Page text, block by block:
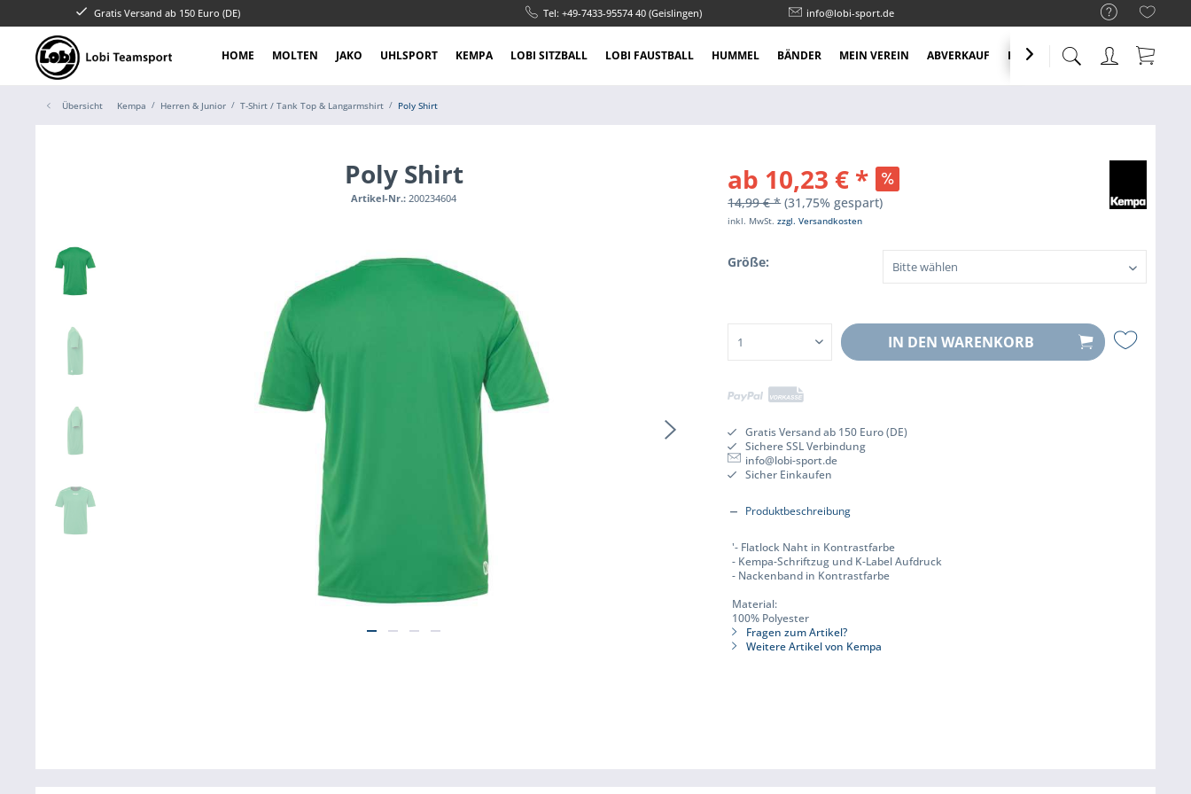
Gratis Versand ab 150 Euro (DE) Tel: +49-7433-95574 40 (Geislingen) info@lobi-sport.de
HOME MOLTEN JAKO UHLSPORT KEMPA LOBI SITZBALL LOBI FAUSTBALL HUMMEL BÄNDER MEIN VEREIN ABVERKAUF KNALLER ANGEBOTE

Übersicht Kempa Herren & Junior T-Shirt / Tank Top & Langarmshirt Poly Shirt
Poly Shirt
Artikel-Nr.:200234604
ab 10,23 € *
14,99 € * (31,75% gespart)
inkl. MwSt.zzgl. Versandkosten
Größe:
IN DEN WARENKORB
Gratis Versand ab 150 Euro (DE)
Sichere SSL Verbindung
info@lobi-sport.de
Sicher Einkaufen
Produktbeschreibung
'- Flatlock Naht in Kontrastfarbe
- Kempa-Schriftzug und K-Label Aufdruck
- Nackenband in Kontrastfarbe
Material:
100% Polyester
Fragen zum Artikel?
Weitere Artikel von Kempa